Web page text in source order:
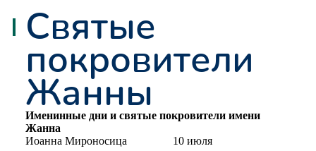
Святые
покровители
Жанны
Именинные дни и святые покровители имени
Жанна
Иоанна Мироносица
10 июля